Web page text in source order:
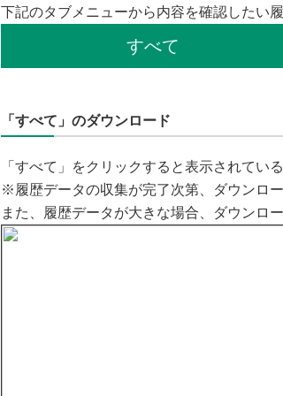
下記のタブメニューから内容を確認したい
すべて
「すべて」のダウンロード
「すべて」をクリックすると表示されてい
※履歴データの収集が完了次第、ダウンロ
また、履歴データが大きな場合、ダウンロ